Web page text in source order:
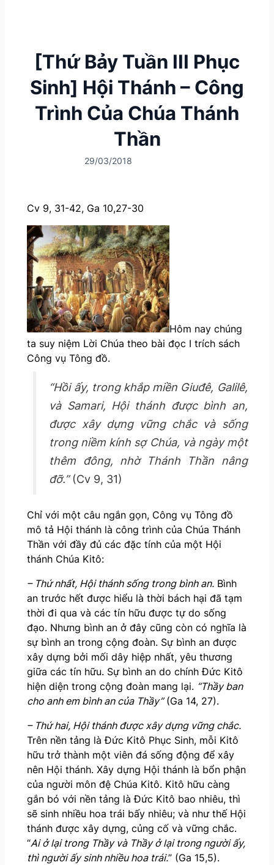
[Thứ Bảy Tuần III Phục
Sinh] Hội Thánh – Công
Trình Của Chúa Thánh
Thần
29/03/2018
Cv 9, 31-42, Ga 10,27-30
Hôm nay chúng
ta suy niệm Lời Chúa theo bài đọc I trích sách
Công vụ Tông đồ.
“Hồi ấy, trong khắp miền Giuđê, Galilê,
và Samari, Hội thánh được bình an,
được xây dựng vững chắc và sống
trong niềm kính sợ Chúa, và ngày một
thêm đông, nhờ Thánh Thần nâng
đỡ.”(Cv 9, 31)
Chỉ với một câu ngắn gọn, Công vụ Tông đồ
mô tả Hội thánh là công trình của Chúa Thánh
Thần với đầy đủ các đặc tính của một Hội
thánh Chúa Kitô:
– Thứ nhất, Hội thánh sống trong bình an.Bình
an trước hết được hiểu là thời bách hại đã tạm
thời đi qua và các tín hữu được tự do sống
đạo. Nhưng bình an ở đây cũng còn có nghĩa là
sự bình an trong cộng đoàn. Sự bình an được
xây dựng bởi mối dây hiệp nhất, yêu thương
giữa các tín hữu. Sự bình an do chính Đức Kitô
hiện diện trong cộng đoàn mang lại. “Thầy ban
cho anh em bình an của Thầy”(Ga 14, 27).
– Thứ hai, Hội thánh được xây dựng vững chắc.
Trên nền tảng là Đức Kitô Phục Sinh, mỗi Kitô
hữu trở thành một viên đá sống động để xây
nên Hội thánh. Xây dựng Hội thánh là bổn phận
của người môn đệ Chúa Kitô. Kitô hữu càng
gắn bó với nền tảng là Đức Kitô bao nhiêu, thì
sẽ sinh nhiều hoa trái bấy nhiêu; và như thế Hội
thánh được xây dựng, củng cố và vững chắc.
“Ai ở lại trong Thầy và Thầy ở lại trong người ấy,
thì người ấy sinh nhiều hoa trái.” (Ga 15,5).